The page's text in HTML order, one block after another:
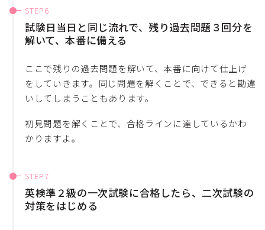
試験日当日と同じ流れで、残り過去問題３回分を
解いて、本番に備える
ここで残りの過去問題を解いて、本番に向けて仕上げ
をしていきます。同じ問題を解くことで、できると勘違
いしてしまうこともあります。
初見問題を解くことで、合格ラインに達しているかわ
かりますよ。
英検準２級の一次試験に合格したら、二次試験の
対策をはじめる